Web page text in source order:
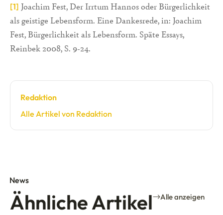
[1] Joachim Fest, Der Irrtum Hannos oder Bürgerlichkeit
als geistige Lebensform. Eine Dankesrede, in: Joachim
Fest, Bürgerlichkeit als Lebensform. Späte Essays,
Reinbek 2008, S. 9-24.
Redaktion
Alle Artikel von Redaktion
News
Ähnliche Artikel Alle anzeigen